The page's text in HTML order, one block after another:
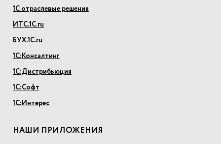
1С отраслевые решения
ИТС.1С.ru
БУХ.1С.ru
1С:Консалтинг
1С:Дистрибьюция
1С:Софт
1С:Интерес
НАШИ ПРИЛОЖЕНИЯ